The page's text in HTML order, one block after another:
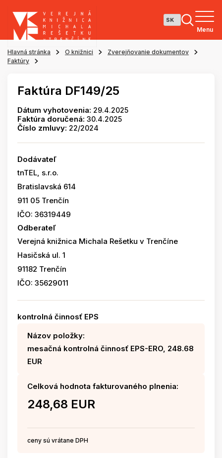
Menu
Hlavná stránka O knižnici
Zverejňovanie dokumentov
Faktúry
Faktúra DF149/25
Dátum vyhotovenia: 29.4.2025
Faktúra doručená: 30.4.2025
Číslo zmluvy: 22/2024
Dodávateľ
tnTEL, s.r.o.
Bratislavská 614
911 05 Trenčín
IČO: 36319449
Odberateľ
Verejná knižnica Michala Rešetku v Trenčíne
Hasičská ul. 1
91182 Trenčín
IČO: 35629011
kontrolná činnosť EPS
Názov položky:
mesačná kontrolná činnosť EPS-ERO, 248.68
EUR
Celková hodnota fakturovaného plnenia:
248,68 EUR
ceny sú vrátane DPH